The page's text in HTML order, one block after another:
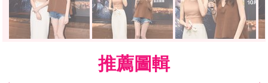
推薦圖輯